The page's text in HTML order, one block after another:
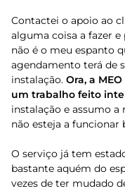
Contactei o apoio ao
alguma coisa a fazer
não é o meu espanto
agendamento terá de
instalação. Ora, a
um trabalho feito
instalação e assumo a
não esteja a funcionar
O serviço já tem
bastante aquém do
vezes de ter mudado